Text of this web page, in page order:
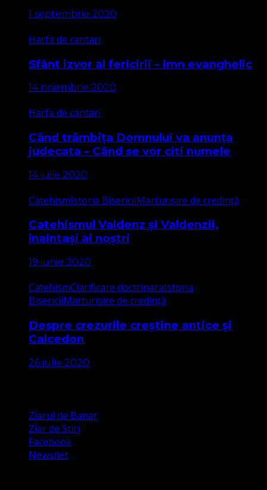
1 septembrie 2020
Harfa de cantari
Sfânt izvor al fericirii – imn evanghelic
14 noiembrie 2020
Harfa de cantari
Când trâmbița Domnului va anunța
judecata – Când se vor citi numele
14 iulie 2020
CatehismIstoria BisericiiMarturisire de credință
Catehismul Valdenz și Valdenzii,
înaintași ai noștri
19 iunie 2020
CatehismClarificare doctrinaraIstoria
BisericiiMarturisire de credință
Despre crezurile creștine antice și
Calcedon
26 iulie 2020
Ziarul de Banat
Ziar de Stiri
Facebook
Newsnet